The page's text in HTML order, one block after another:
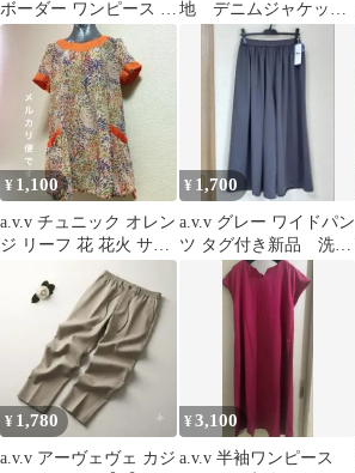
ボーダー ワンピース M
白 青 半袖 春夏
地 デニムジャケッ
ト 夏用 ライトブル
¥ 1,100
a.v.v チュニック オレン
ジ リーフ 花 花火 サイ
¥ 1,700
a.v.v グレー ワイドパン
ツ タグ付き新品 洗濯
¥ 1,780
a.v.v アーヴェヴェ カジ
¥3,100
a.v.v 半袖ワンピース